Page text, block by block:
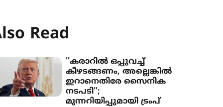
Read
''കരാറിൽ‌ ഒപ്പുവച്ച്
കീഴടങ്ങണം, അല്ലെങ്കിൽ
ഇറാനെതിരേ സൈനിക
നടപടി'';
മുന്നറിയിപ്പുമായി ട്രംപ്